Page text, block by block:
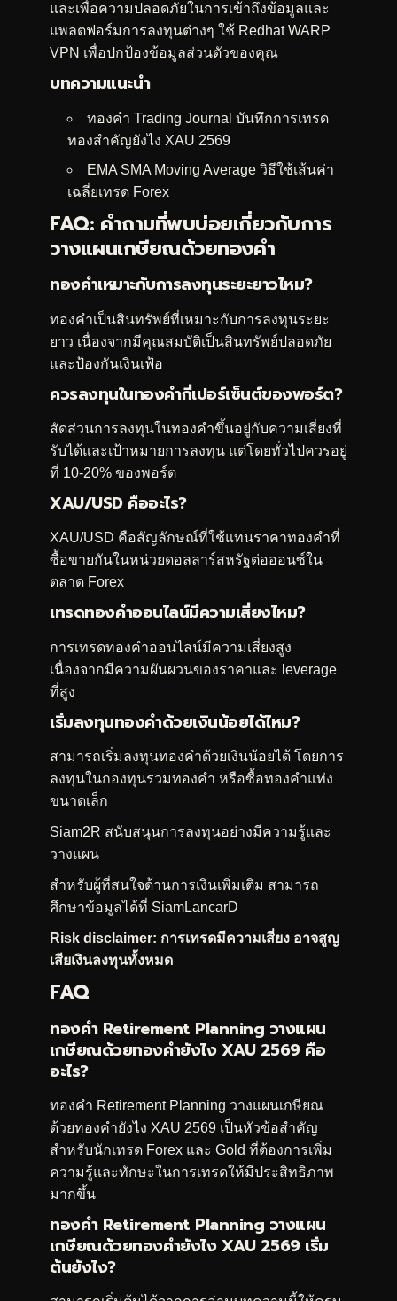
และเพื่อความปลอดภัยในการเข้าถึงข้อมูลและ
แพลตฟอร์มการลงทุนต่างๆ ใช้ Redhat WARP
VPN เพื่อปกป้องข้อมูลส่วนตัวของคุณ
บทความแนะนำ
ทองคำ Trading Journal บันทึกการเทรด
ทองสำคัญยังไง XAU 2569
EMA SMA Moving Average วิธีใช้เส้นค่า
เฉลี่ยเทรด Forex
FAQ: คำถามที่พบบ่อยเกี่ยวกับการ
วางแผนเกษียณด้วยทองคำ
ทองคำเหมาะกับการลงทุนระยะยาวไหม?
ทองคำเป็นสินทรัพย์ที่เหมาะกับการลงทุนระยะ
ยาว เนื่องจากมีคุณสมบัติเป็นสินทรัพย์ปลอดภัย
และป้องกันเงินเฟ้อ
ควรลงทุนในทองคำกี่เปอร์เซ็นต์ของพอร์ต?
สัดส่วนการลงทุนในทองคำขึ้นอยู่กับความเสี่ยงที่
รับได้และเป้าหมายการลงทุน แต่โดยทั่วไปควรอยู่
ที่ 10-20% ของพอร์ต
XAU/USD คืออะไร?
XAU/USD คือสัญลักษณ์ที่ใช้แทนราคาทองคำที่
ซื้อขายกันในหน่วยดอลลาร์สหรัฐต่อออนซ์ใน
ตลาด Forex
เทรดทองคำออนไลน์มีความเสี่ยงไหม?
การเทรดทองคำออนไลน์มีความเสี่ยงสูง
เนื่องจากมีความผันผวนของราคาและ leverage
ที่สูง
เริ่มลงทุนทองคำด้วยเงินน้อยได้ไหม?
สามารถเริ่มลงทุนทองคำด้วยเงินน้อยได้ โดยการ
ลงทุนในกองทุนรวมทองคำ หรือซื้อทองคำแท่ง
ขนาดเล็ก
Siam2R สนับสนุนการลงทุนอย่างมีความรู้และ
วางแผน
สำหรับผู้ที่สนใจด้านการเงินเพิ่มเติม สามารถ
ศึกษาข้อมูลได้ที่ SiamLancarD
Risk disclaimer: การเทรดมีความเสี่ยง อาจสูญ
เสียเงินลงทุนทั้งหมด
FAQ
ทองคำ Retirement Planning วางแผน
เกษียณด้วยทองคำยังไง XAU 2569 คือ
อะไร?
ทองคำ Retirement Planning วางแผนเกษียณ
ด้วยทองคำยังไง XAU 2569 เป็นหัวข้อสำคัญ
สำหรับนักเทรด Forex และ Gold ที่ต้องการเพิ่ม
ความรู้และทักษะในการเทรดให้มีประสิทธิภาพ
มากขึ้น
ทองคำ Retirement Planning วางแผน
เกษียณด้วยทองคำยังไง XAU 2569 เริ่ม
ต้นยังไง?